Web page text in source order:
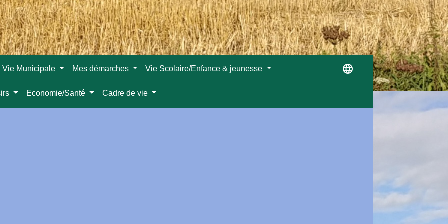
Vie Municipale Mes démarches Vie Scolaire/Enfance & jeunesse
Economie/Santé Cadre de vie
language